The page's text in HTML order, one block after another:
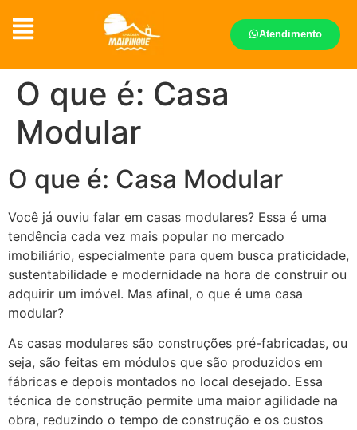
Atendimento
O que é: Casa
Modular
O que é: Casa Modular
Você já ouviu falar em casas modulares? Essa é uma
tendência cada vez mais popular no mercado
imobiliário, especialmente para quem busca praticidade,
sustentabilidade e modernidade na hora de construir ou
adquirir um imóvel. Mas afinal, o que é uma casa
modular?
As casas modulares são construções pré-fabricadas, ou
seja, são feitas em módulos que são produzidos em
fábricas e depois montados no local desejado. Essa
técnica de construção permite uma maior agilidade na
obra, reduzindo o tempo de construção e os custos